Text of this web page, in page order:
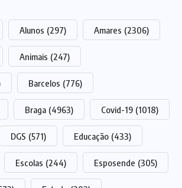
Alunos (297) Amares (2306)
Animais (247)
Barcelos (776)
Braga (4963) Covid-19 (1018)
DGS (571) Educação (433)
Escolas (244) Esposende (305)